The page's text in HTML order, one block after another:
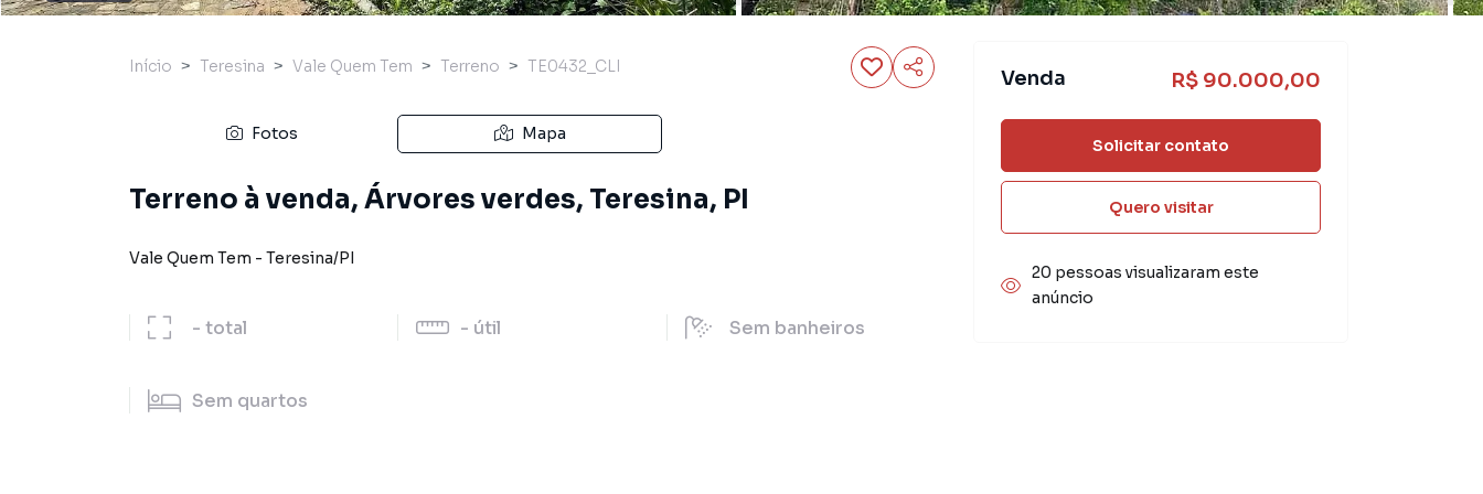
Início Teresina Vale Quem Tem Terreno TE0432_CLI
Fotos Mapa
Terreno à venda, Árvores verdes, Teresina, PI
Vale Quem Tem - Teresina/PI
- total - útil Sem banheiros
Sem quartos
Venda R$ 90.000,00
Solicitar contato
Quero visitar
20 pessoas visualizaram este
anúncio